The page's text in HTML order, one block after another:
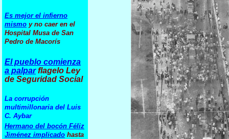
Es mejor el infierno
mismo y no caer en el
Hospital Musa de San
Pedro de Macorís
El pueblo comienza
a palparflagelo Ley
de Seguridad Social
La corrupción
multimillonaria del Luis
C. Aybar
Hermano del bocón Féliz
Jiménez implicado hasta